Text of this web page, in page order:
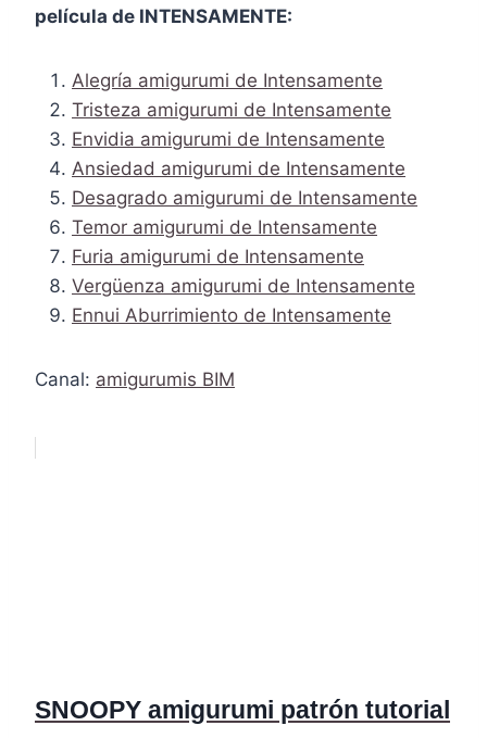
película de INTENSAMENTE:
Alegría amigurumi de Intensamente
Tristeza amigurumi de Intensamente
Envidia amigurumi de Intensamente
Ansiedad amigurumi de Intensamente
Desagrado amigurumi de Intensamente
Temor amigurumi de Intensamente
Furia amigurumi de Intensamente
Vergüenza amigurumi de Intensamente
Ennui Aburrimiento de Intensamente
Canal: amigurumis BIM
SNOOPY amigurumi patrón tutorial